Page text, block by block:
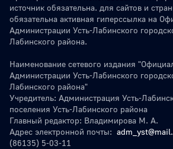
источник обязательна. для сайтов и
обязательна активная гиперссылка на
Администрации Усть-Лабинского
Лабинского района.
Наименование сетевого издания
Администрации Усть-Лабинского
Лабинского района"
Учредитель: Администрация Усть-
поселения Усть-Лабинского района
Главный редактор: Владимирова М. А.
Адрес электронной почты:
(86135) 5-03-11